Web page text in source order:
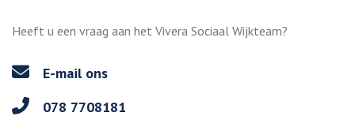
Heeft u een vraag aan het Vivera Sociaal Wijkteam?
E-mail ons
078 7708181